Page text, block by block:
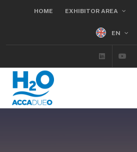
HOME EXHIBITOR AREA
EN
Linkedin